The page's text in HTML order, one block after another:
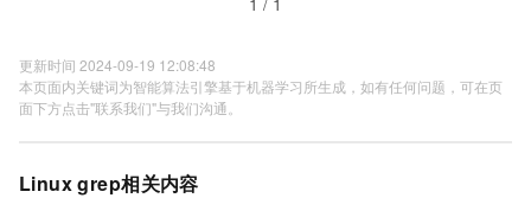
更新时间 2024-09-19 12:08:48
本页面内关键词为智能算法引擎基于机器学习所生成，如有任何问题，可在页
面下方点击"联系我们"与我们沟通。
Linux grep相关内容